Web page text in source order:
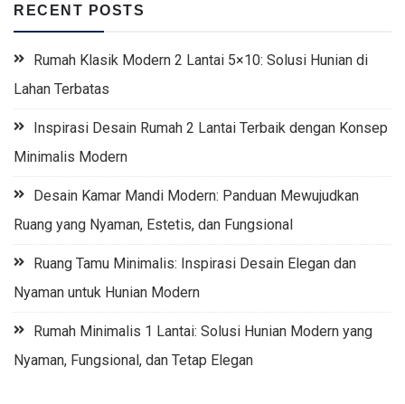
RECENT POSTS
Rumah Klasik Modern 2 Lantai 5×10: Solusi Hunian di
Lahan Terbatas
Inspirasi Desain Rumah 2 Lantai Terbaik dengan Konsep
Minimalis Modern
Desain Kamar Mandi Modern: Panduan Mewujudkan
Ruang yang Nyaman, Estetis, dan Fungsional
Ruang Tamu Minimalis: Inspirasi Desain Elegan dan
Nyaman untuk Hunian Modern
Rumah Minimalis 1 Lantai: Solusi Hunian Modern yang
Nyaman, Fungsional, dan Tetap Elegan